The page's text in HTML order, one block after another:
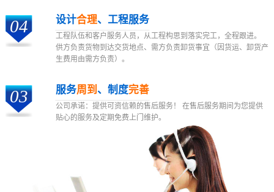
04 设计合理、工程服务
工程队伍和客户服务人员，从工程构思到落实完工，全程跟进。
供方负责货物到达交货地点、需方负责卸货事宜（因货运、卸货产
生费用由需方负责）。
03 服务周到 、制度完善
公司承诺：提供可资信赖的售后服务！ 在售后服务期间为您提供
贴心的服务及定期免费上门维护。